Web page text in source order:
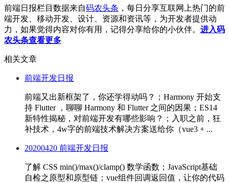
前端日报栏目数据来自码农头条 ，每日分享互联网上热门的前
端开发、移动开发、设计、资源和资讯等，为开发者提供动
力，如果觉得内容对你有用，记得分享给你的小伙伴。 进入码
农头条查看更多
相关文章
前端开发日报
前端又出新框架了，你还学得动吗？；Harmony 开始支
持 Flutter ，聊聊 Harmony 和 Flutter 之间的因果；ES14
新特性揭秘，对前端开发有哪些影响？；入职之前，狂
补技术，4w字的前端技术解决方案送给你（vue3 + ...
20200420 前端开发日报
了解 CSS min()/max()/clamp() 数学函数；JavaScript基础
自检之原型和原型链；vue组件回调返回值，让你的代码